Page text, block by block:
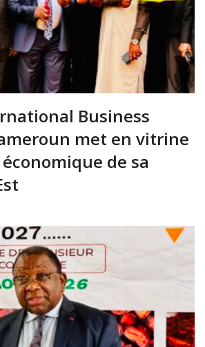
Business
met en vitrine
de sa